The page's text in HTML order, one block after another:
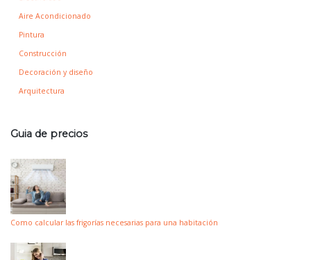
Aire Acondicionado
Pintura
Construcción
Decoración y diseño
Arquitectura
Guia de precios
Como calcular las frigorías necesarias para una habitación